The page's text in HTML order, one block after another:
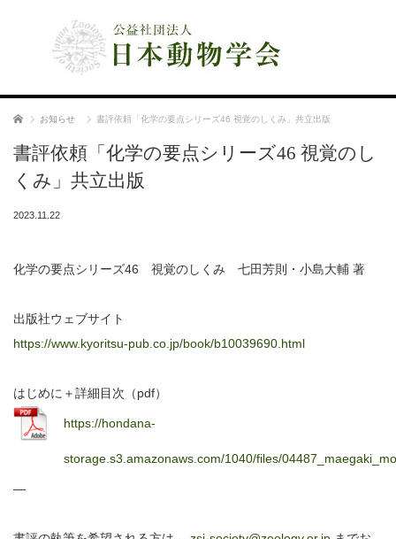
ホーム お知らせ 書評依頼「化学の要点シリーズ46 視覚のしくみ」共立出版
書評依頼「化学の要点シリーズ46 視覚のし
くみ」共立出版
2023.11.22
化学の要点シリーズ46 視覚のしくみ 七田芳則・小島大輔 著
出版社ウェブサイト
https://www.kyoritsu-pub.co.jp/book/b10039690.html
はじめに＋詳細目次（pdf）
https://hondana-
storage.s3.amazonaws.com/1040/files/
—